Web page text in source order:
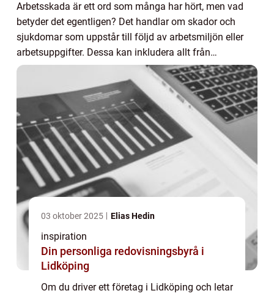
Arbetsskada är ett ord som många har hört, men vad
betyder det egentligen? Det handlar om skador och
sjukdomar som uppstår till följd av arbetsmiljön eller
arbetsuppgifter. Dessa kan inkludera allt från
olycksfal...
03 oktober 2025 Elias Hedin
inspiration
Din personliga redovisningsbyrå i
Lidköping
Om du driver ett företag i Lidköping och letar